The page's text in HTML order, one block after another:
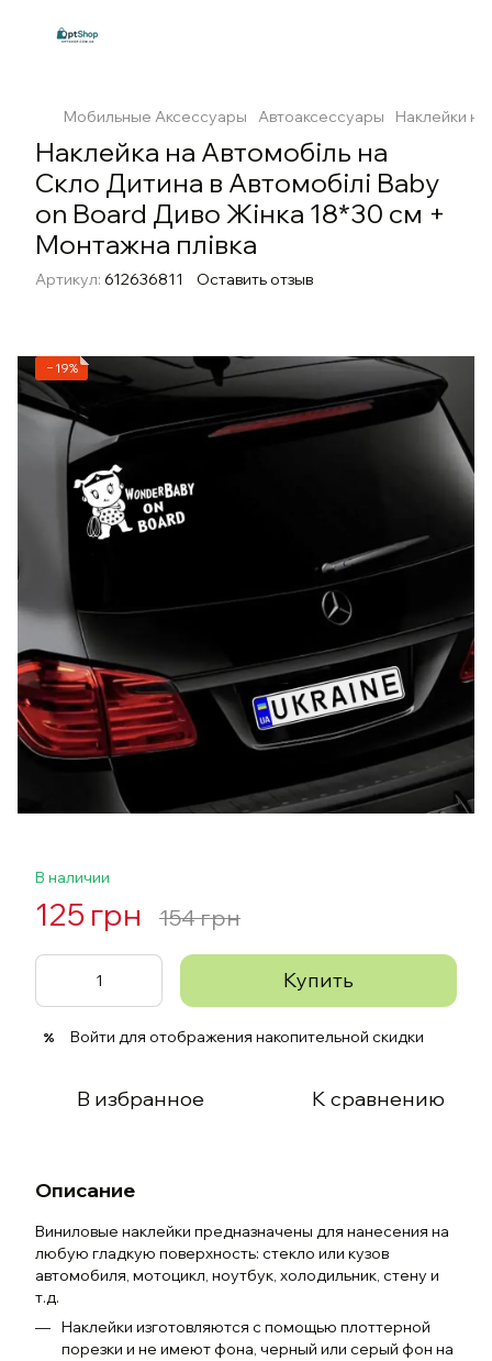
Мобильные Аксессуары Автоаксессуары Наклейки
Наклейка на Автомобіль на
Скло Дитина в Автомобілі Baby
on Board Диво Жінка 18*30 см +
Монтажна плівка
Артикул: 612636811 Оставить отзыв
−19%
В наличии
125 грн 154 грн
Купить
% Войти для отображения накопительной скидки
В избранное К сравнению
Описание
Виниловые наклейки предназначены для нанесения на
любую гладкую поверхность: стекло или кузов
автомобиля, мотоцикл, ноутбук, холодильник, стену и
т.д.
Наклейки изготовляются с помощью плоттерной
порезки и не имеют фона, черный или серый фон на